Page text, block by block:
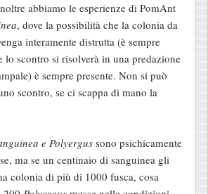
abbiamo le esperienze di PomAnt
, dove la possibilità che la colonia da
interamente distrutta (è sempre
lo scontro si risolverà in una predazione
è sempre presente. Non si può
scontro, se ci scappa di mano la
e Polyergus sono psichicamente
ma se un centinaio di sanguinea gli
colonia di più di 1000 fusca, cosa